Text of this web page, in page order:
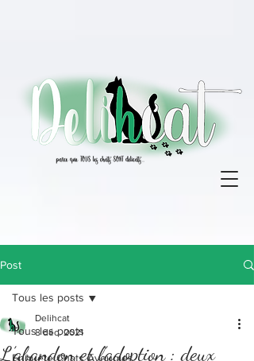
Post
Tous les posts
Enquête Chats Aveugles
Tous les posts
L’abandon et l’adoption : deux
Delihcat
8 déc. 2021